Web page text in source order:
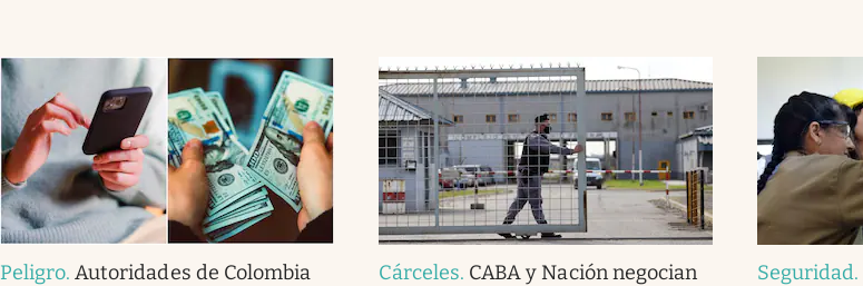
Peligro.Autoridades de Colombia
Cárceles. CABA y Nación negocian
Seguridad.